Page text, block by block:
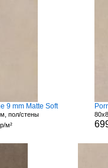
9 mm Matte Soft
пол/стены
м²